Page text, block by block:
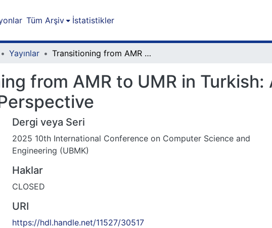
Tüm Arşiv İstatistikler
Yayınlar Transitioning from AMR to UMR in Turkish: A Semantic Representation Perspective
from AMR to UMR in Turkish:
Dergi veya Seri
2025 10th International Conference on Computer Science and
Engineering (UBMK)
Haklar
CLOSED
URI
https://hdl.handle.net/11527/30517